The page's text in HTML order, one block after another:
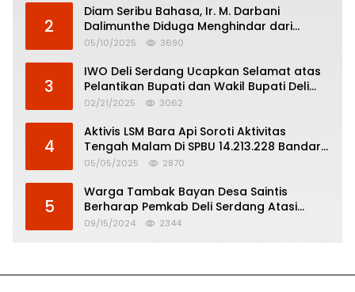
2
Diam Seribu Bahasa, Ir. M. Darbani
Dalimunthe Diduga Menghindar dari
Pertanggungjawaban Politik
05/10/2025 3690
3
IWO Deli Serdang Ucapkan Selamat atas
Pelantikan Bupati dan Wakil Bupati Deli
Serdang
02/21/2025 3062
4
Aktivis LSM Bara Api Soroti Aktivitas
Tengah Malam Di SPBU 14.213.228 Bandar
Tinggi
05/05/2025 2870
5
Warga Tambak Bayan Desa Saintis
Berharap Pemkab Deli Serdang Atasi
Banjir
09/15/2024 2344